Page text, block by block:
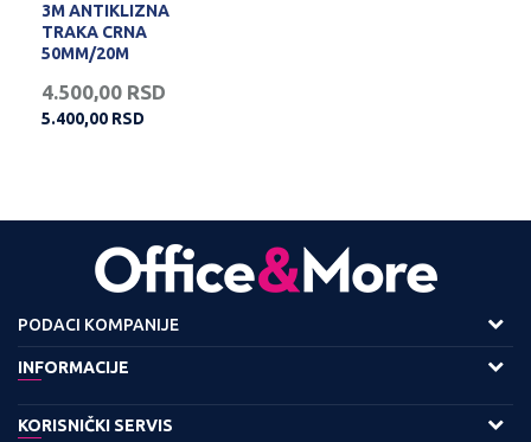
3M ANTIKLIZNA
TRAKA CRNA
50MM/20M
4.500,00 RSD
5.400,00 RSD
PODACI KOMPANIJE
Adresa :
11158 Beograd
INFORMACIJE
O nama
KORISNIČKI SERVIS